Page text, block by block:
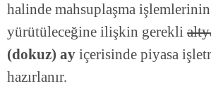
halinde mahsuplaşma işlemlerinin
yürütüleceğine ilişkin gerekli
(dokuz) ay içerisinde piyasa
hazırlanır.